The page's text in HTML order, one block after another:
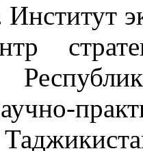
Институт